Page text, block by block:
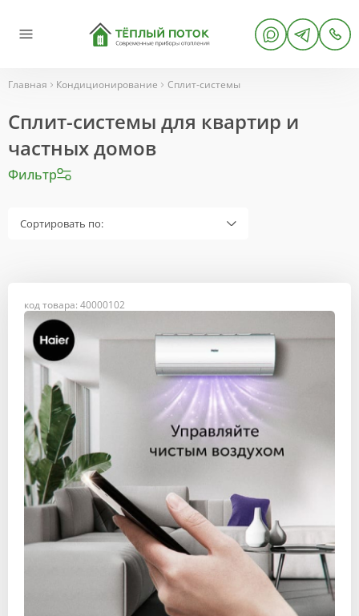
Главная Кондиционирование Сплит-системы
Сплит-системы для квартир и
частных домов
Фильтр
Сортировать по:
код товара: 40000102